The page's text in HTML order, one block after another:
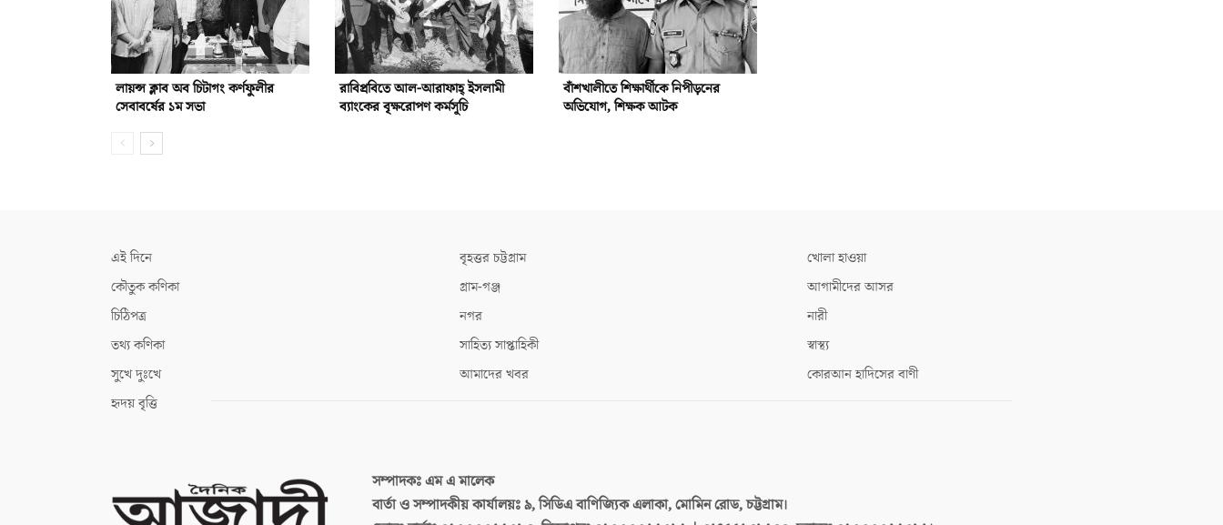
লায়ন্স ক্লাব অব চিটাগং কর্ণফুলীর
সেবাবর্ষের ১ম সভা
রাবিপ্রবিতে আল-আরাফাহ্‌ ইসলামী
ব্যাংকের বৃক্ষরোপণ কর্মসূচি
বাঁশখালীতে শিক্ষার্থীকে নিপীড়নের
অভিযোগ, শিক্ষক আটক
এই দিনে
কৌতুক কণিকা
চিঠিপত্র
তথ্য কণিকা
সুখে দুঃখে
হৃদয় বৃত্তি
বৃহত্তর চট্টগ্রাম
গ্রাম-গঞ্জ
নগর
সাহিত্য সাপ্তাহিকী
আমাদের খবর
খোলা হাওয়া
আগামীদের আসর
নারী
স্বাস্থ্য
কোরআন হাদিসের বাণী
সম্পাদকঃএম এ মালেক
বার্তা ও সম্পাদকীয় কার্যালয়ঃ৯, সিডিএ বাণিজ্যিক এলাকা, মোমিন রোড, চট্টগ্রাম।